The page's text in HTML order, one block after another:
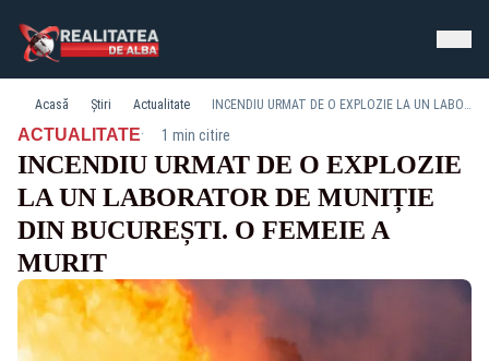
Acasă Știri Actualitate INCENDIU URMAT DE O EXPLOZIE LA UN LABORATOR DE MUNIȚIE DIN BUCUREȘTI. O FEMEIE A MURIT
ACTUALITATE· 1 min citire
INCENDIU URMAT DE O EXPLOZIE
LA UN LABORATOR DE MUNIȚIE
DIN BUCUREȘTI. O FEMEIE A
MURIT